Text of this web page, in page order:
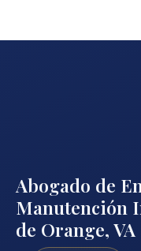
Abogado de
Manutención
de Orange, VA